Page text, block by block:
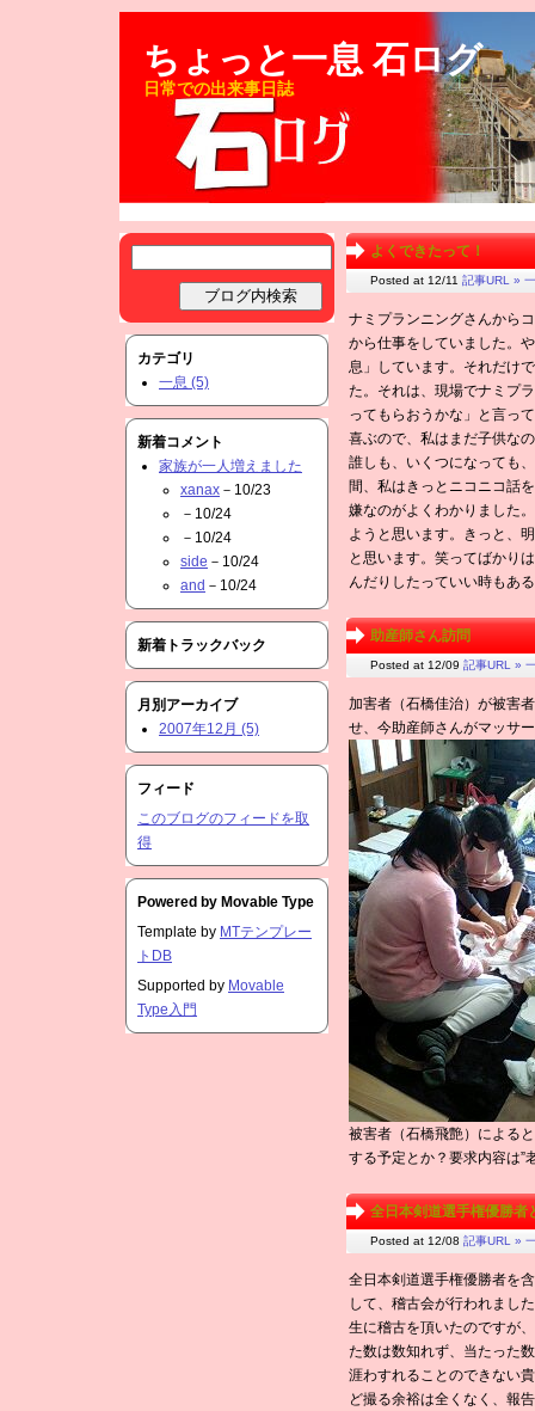
ちょっと一息 石ログ
日常での出来事日誌
よくできたって！
Posted at 12/11 記事URL »
ナミプランニングさんから
から仕事をしていました。
息」しています。それだけ
た。それは、現場でナミプ
ってもらおうかな」と言っ
喜ぶので、私はまだ子供な
誰しも、いくつになっても
間、私はきっとニコニコ話
嫌なのがよくわかりました
ようと思います。きっと、
と思います。笑ってばかり
んだりしたっていい時もあ
助産師さん訪問
Posted at 12/09 記事URL »
加害者（石橋佳治）が被害
せ、今助産師さんがマッサ
被害者（石橋飛艶）による
する予定とか？要求内容は”
全日本剣道選手権優勝者
Posted at 12/08 記事URL »
全日本剣道選手権優勝者を
して、稽古会が行われまし
生に稽古を頂いたのですが
た数は数知れず、当たった
涯わすれることのできない
ど撮る余裕は全くなく、報
カテゴリ
一息 (5)
新着コメント
家族が一人増えました
xanax －10/23
－10/24
－10/24
side －10/24
and －10/24
新着トラックバック
月別アーカイブ
2007年12月 (5)
フィード
このブログのフィードを取
得
Powered by Movable Type
Template by MTテンプレー
トDB
Supported by Movable
Type入門